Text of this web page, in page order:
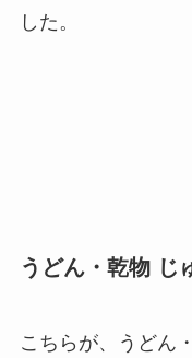
した。
うどん・乾物 じ
こちらが、うどん